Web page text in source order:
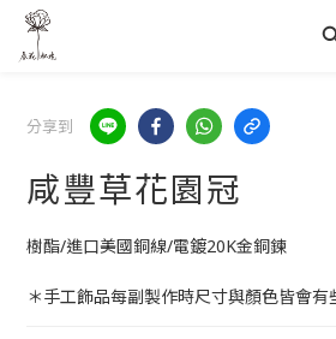
分享到
咸豐草花園冠
樹酯/進口美國銅線/電鍍20K金銅鍊
＊手工飾品每副製作時尺寸與顏色皆會有